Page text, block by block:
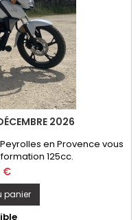
2026
en Provence vous
125cc.
€
panier